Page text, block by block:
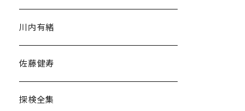
民族・風習
川内有緒
佐藤健寿
探検全集